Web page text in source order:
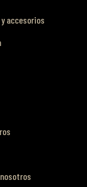
accesorios